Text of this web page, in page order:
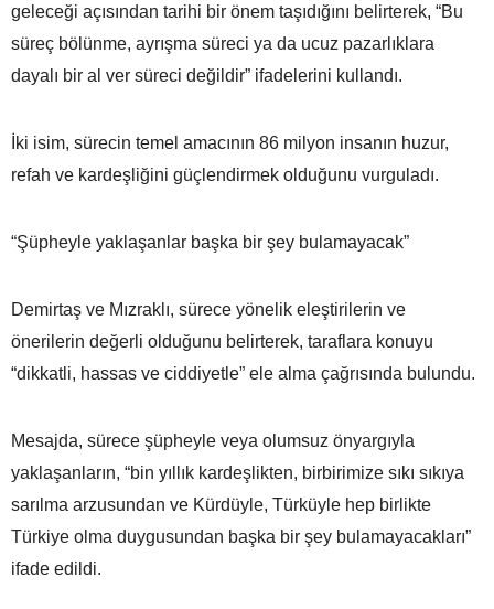
geleceği açısından tarihi bir önem taşıdığını belirterek, “Bu
süreç bölünme, ayrışma süreci ya da ucuz pazarlıklara
dayalı bir al ver süreci değildir” ifadelerini kullandı.
İki isim, sürecin temel amacının 86 milyon insanın huzur,
refah ve kardeşliğini güçlendirmek olduğunu vurguladı.
“Şüpheyle yaklaşanlar başka bir şey bulamayacak”
Demirtaş ve Mızraklı, sürece yönelik eleştirilerin ve
önerilerin değerli olduğunu belirterek, taraflara konuyu
“dikkatli, hassas ve ciddiyetle” ele alma çağrısında bulundu.
Mesajda, sürece şüpheyle veya olumsuz önyargıyla
yaklaşanların, “bin yıllık kardeşlikten, birbirimize sıkı sıkıya
sarılma arzusundan ve Kürdüyle, Türküyle hep birlikte
Türkiye olma duygusundan başka bir şey bulamayacakları”
ifade edildi.